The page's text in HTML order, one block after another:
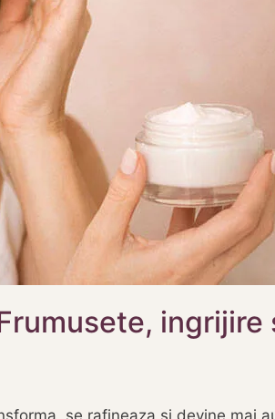
ingrijire
se rafineaza si devine mai